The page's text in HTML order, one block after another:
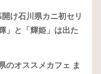
け石川県カニ初セリ
」と「輝姫」は出た
のオススメカフェ ま